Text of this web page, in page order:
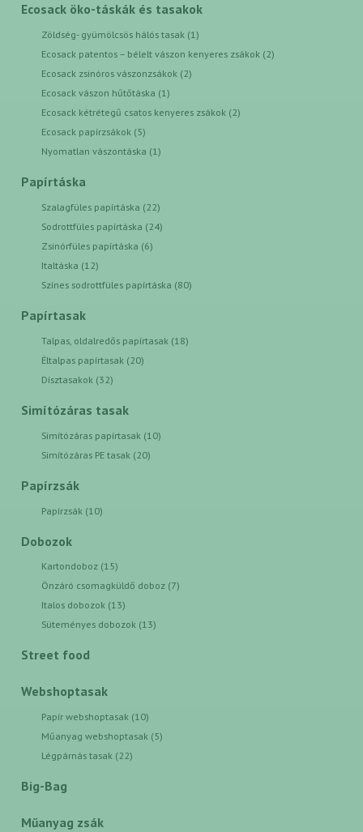
Ecosack öko-táskák és tasakok
Zöldség- gyümölcsös hálós tasak (1)
Ecosack patentos – bélelt vászon kenyeres zsákok (2)
Ecosack zsinóros vászonzsákok (2)
Ecosack vászon hűtőtáska (1)
Ecosack kétrétegű csatos kenyeres zsákok (2)
Ecosack papírzsákok (5)
Nyomatlan vászontáska (1)
Papírtáska
Szalagfüles papírtáska (22)
Sodrottfüles papírtáska (24)
Zsinórfüles papírtáska (6)
Italtáska (12)
Színes sodrottfüles papírtáska (80)
Papírtasak
Talpas, oldalredős papírtasak (18)
Éltalpas papírtasak (20)
Dísztasakok (32)
Simítózáras tasak
Simítózáras papírtasak (10)
Simítózáras PE tasak (20)
Papírzsák
Papírzsák (10)
Dobozok
Kartondoboz (15)
Önzáró csomagküldő doboz (7)
Italos dobozok (13)
Süteményes dobozok (13)
Street food
Webshoptasak
Papír webshoptasak (10)
Műanyag webshoptasak (5)
Légpárnás tasak (22)
Big-Bag
Műanyag zsák